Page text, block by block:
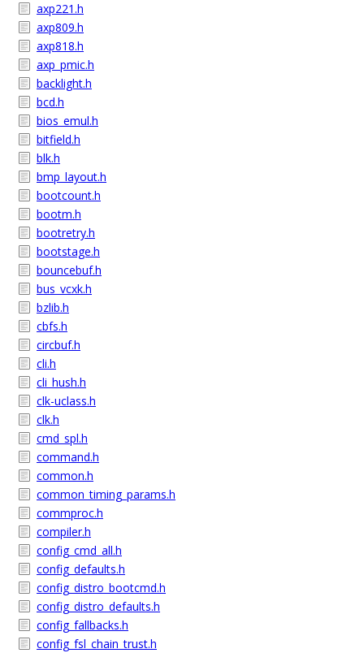
axp221.h
axp809.h
axp818.h
axp_pmic.h
backlight.h
bcd.h
bios_emul.h
bitfield.h
blk.h
bmp_layout.h
bootcount.h
bootm.h
bootretry.h
bootstage.h
bouncebuf.h
bus_vcxk.h
bzlib.h
cbfs.h
circbuf.h
cli.h
cli_hush.h
clk-uclass.h
clk.h
cmd_spl.h
command.h
common.h
common_timing_params.h
commproc.h
compiler.h
config_cmd_all.h
config_defaults.h
config_distro_bootcmd.h
config_distro_defaults.h
config_fallbacks.h
config_fsl_chain_trust.h